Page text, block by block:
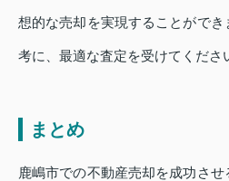
想的な売却を実現することがで
考に、最適な査定を受けてくださ
まとめ
鹿嶋市での不動産売却を成功さ